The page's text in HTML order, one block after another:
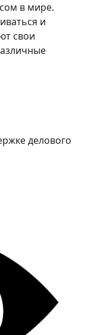
в мире.
и
свои
делового